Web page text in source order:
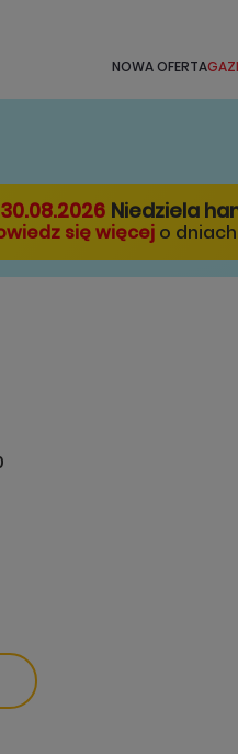
NOWA OFERTA
30.08.2026 Niedziela
się więcej o